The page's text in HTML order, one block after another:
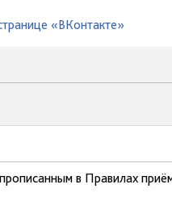
«ВКонтакте»
в Правилах